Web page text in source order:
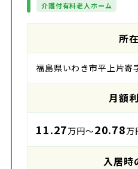
介護付有料老人ホーム
所
福島県いわき市平上片寄
月額
11.27万円～20.78万
入居時